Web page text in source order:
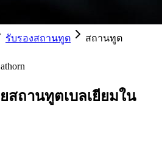
รับรองสถานทูต
สถานทูต
สถานทูตเบลเยียมใน